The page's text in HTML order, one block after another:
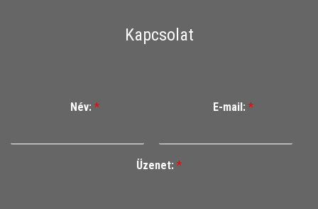
Kapcsolat
Név: * E-mail: *
Üzenet: *